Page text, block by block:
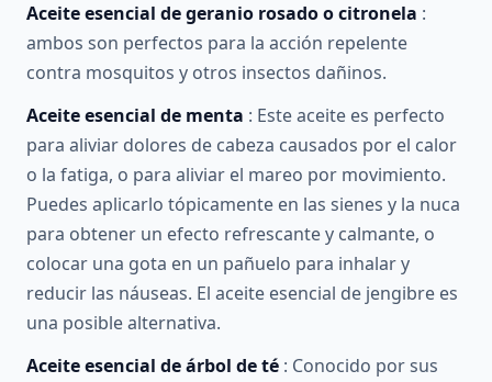
Aceite esencial de geranio rosado o citronela :
ambos son perfectos para la acción repelente
contra mosquitos y otros insectos dañinos.
Aceite esencial de menta : Este aceite es perfecto
para aliviar dolores de cabeza causados por el calor
o la fatiga, o para aliviar el mareo por movimiento.
Puedes aplicarlo tópicamente en las sienes y la nuca
para obtener un efecto refrescante y calmante, o
colocar una gota en un pañuelo para inhalar y
reducir las náuseas. El aceite esencial de jengibre es
una posible alternativa.
Aceite esencial de árbol de té : Conocido por sus